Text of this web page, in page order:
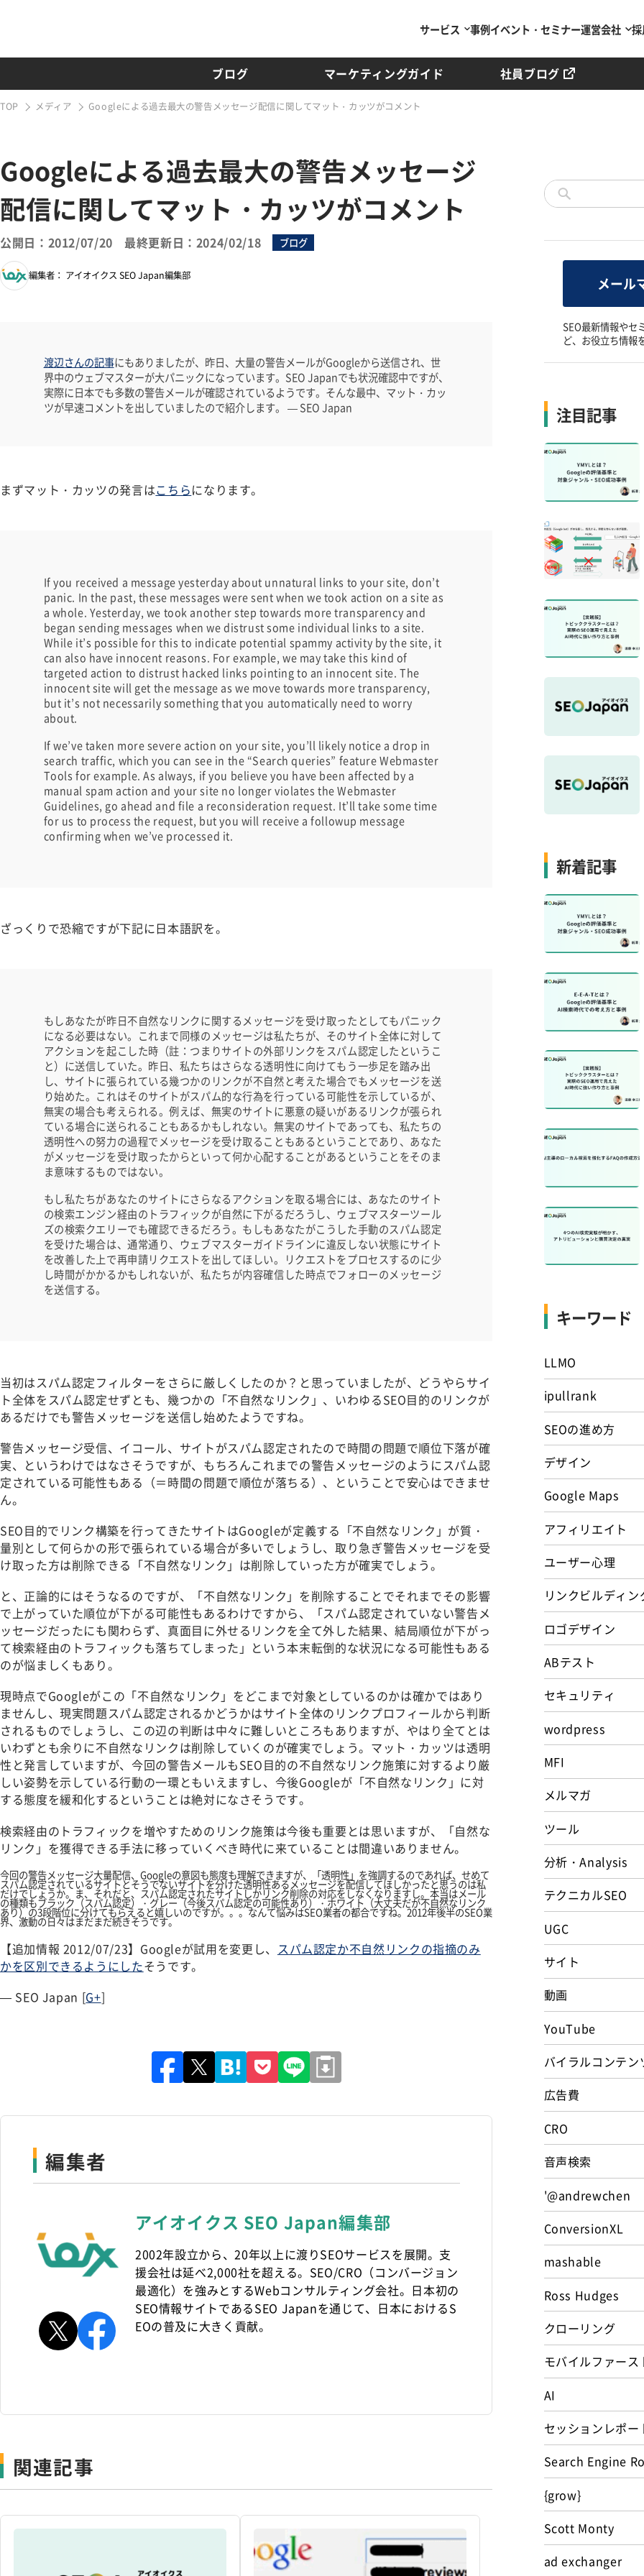
ブログ マーケティングガイド 社員ブログ
サービス 事例イベント・セミナー運営会社
TOP メディア Googleによる過去最大の警告メッセージ配信に関してマット・カッツがコメント
Googleによる過去最大の警告メッセージ
配信に関してマット・カッツがコメント
公開日：2012/07/20 最終更新日：2024/02/18 ブログ
編集者： アイオイクス SEO Japan編集部
渡辺さんの記事にもありましたが、昨日、大量の警告メールがGoogleから送信され、世
界中のウェブマスターが大パニックになっています。SEO Japanでも状況確認中ですが、
実際に日本でも多数の警告メールが確認されているようです。そんな最中、マット・カッ
ツが早速コメントを出していましたので紹介します。 — SEO Japan
まずマット・カッツの発言はこちらになります。
If you received a message yesterday about unnatural links to your site, don’t
panic. In the past, these messages were sent when we took action on a site as
a whole. Yesterday, we took another step towards more transparency and
began sending messages when we distrust some individual links to a site.
While it’s possible for this to indicate potential spammy activity by the site, it
can also have innocent reasons. For example, we may take this kind of
targeted action to distrust hacked links pointing to an innocent site. The
innocent site will get the message as we move towards more transparency,
but it’s not necessarily something that you automatically need to worry
about.
If we’ve taken more severe action on your site, you’ll likely notice a drop in
search traffic, which you can see in the “Search queries” feature Webmaster
Tools for example. As always, if you believe you have been affected by a
manual spam action and your site no longer violates the Webmaster
Guidelines, go ahead and file a reconsideration request. It’ll take some time
for us to process the request, but you will receive a followup message
confirming when we’ve processed it.
ざっくりで恐縮ですが下記に日本語訳を。
もしあなたが昨日不自然なリンクに関するメッセージを受け取ったとしてもパニック
になる必要はない。これまで同様のメッセージは私たちが、そのサイト全体に対して
アクションを起こした時（註：つまりサイトの外部リンクをスパム認定したというこ
と）に送信していた。昨日、私たちはさらなる透明性に向けてもう一歩足を踏み出
し、サイトに張られている幾つかのリンクが不自然と考えた場合でもメッセージを送
り始めた。これはそのサイトがスパム的な行為を行っている可能性を示しているが、
無実の場合も考えられる。例えば、無実のサイトに悪意の疑いがあるリンクが張られ
ている場合に送られることもあるかもしれない。無実のサイトであっても、私たちの
透明性への努力の過程でメッセージを受け取ることもあるということであり、あなた
がメッセージを受け取ったからといって何か心配することがあるということをそのま
ま意味するものではない。
もし私たちがあなたのサイトにさらなるアクションを取る場合には、あなたのサイト
の検索エンジン経由のトラフィックが自然に下がるだろうし、ウェブマスターツール
ズの検索クエリーでも確認できるだろう。もしもあなたがこうした手動のスパム認定
を受けた場合は、通常通り、ウェブマスターガイドラインに違反しない状態にサイト
を改善した上で再申請リクエストを出してほしい。リクエストをプロセスするのに少
し時間がかかるかもしれないが、私たちが内容確信した時点でフォローのメッセージ
を送信する。
当初はスパム認定フィルターをさらに厳しくしたのか？と思っていましたが、どうやらサイ
ト全体をスパム認定せずとも、幾つかの「不自然なリンク」、いわゆるSEO目的のリンクが
あるだけでも警告メッセージを送信し始めたようですね。
警告メッセージ受信、イコール、サイトがスパム認定されたので時間の問題で順位下落が確
実、というわけではなさそうですが、もちろんこれまでの警告メッセージのようにスパム認
定されている可能性もある（＝時間の問題で順位が落ちる）、ということで安心はできませ
ん。
SEO目的でリンク構築を行ってきたサイトはGoogleが定義する「不自然なリンク」が質・
量別として何らかの形で張られている場合が多いでしょうし、取り急ぎ警告メッセージを受
け取った方は削除できる「不自然なリンク」は削除していった方が確実でしょう。
と、正論的にはそうなるのですが、「不自然なリンク」を削除することでそれまでその影響
で上がっていた順位が下がる可能性もあるわけですから、「スパム認定されていない警告メ
ッセージだったにも関わらず、真面目に外せるリンクを全て外した結果、結局順位が下がっ
て検索経由のトラフィックも落ちてしまった」という本末転倒的な状況になる可能性もある
のが悩ましくもあり。
現時点でGoogleがこの「不自然なリンク」をどこまで対象としているのかは確かではあり
ませんし、現実問題スパム認定されるかどうかはサイト全体のリンクプロフィールから判断
されるものでしょうし、この辺の判断は中々に難しいところもありますが、やはり全てとは
いわずとも余りに不自然なリンクは削除していくのが確実でしょう。マット・カッツは透明
性と発言していますが、今回の警告メールもSEO目的の不自然なリンク施策に対するより厳
しい姿勢を示している行動の一環ともいえますし、今後Googleが「不自然なリンク」に対
する態度を緩和化するということは絶対になさそうです。
検索経由のトラフィックを増やすためのリンク施策は今後も重要とは思いますが、「自然な
リンク」を獲得できる手法に移っていくべき時代に来ていることは間違いありません。
今回の警告メッセージ大量配信、Googleの意図も態度も理解できますが、「透明性」を強調するのであれば、せめて
スパム認定されているサイトとそうでないサイトを分けた透明性あるメッセージを配信してほしかったと思うのは私
だけでしょうか。ま、それだと、スパム認定されたサイトしかリンク削除の対応をしなくなりますし。本当はメール
の種類もブラック（スパム認定）・グレー（今後スパム認定の可能性あり）・ホワイト（大丈夫だが不自然なリンク
あり）の3段階位に分けてもらえると嬉しいのですが。。。なんて悩みはSEO業者の都合ですね。2012年後半のSEO業
界、激動の日々はまだまだ続きそうです。
【追加情報 2012/07/23】Googleが試用を変更し、 スパム認定か不自然リンクの指摘のみ
かを区別できるようにしたそうです。
— SEO Japan [G+]
編集者
アイオイクス SEO Japan編集部
2002年設立から、20年以上に渡りSEOサービスを展開。支
援会社は延べ2,000社を超える。SEO/CRO（コンバージョン
最適化）を強みとするWebコンサルティング会社。日本初の
SEO情報サイトであるSEO Japanを通じて、日本におけるS
EOの普及に大きく貢献。
関連記事
メール
SEO最新情報やセ
ど、お役立ち情報
注目記事
新着記事
キーワード
LLMO
ipullrank
SEOの進め方
デザイン
Google Maps
アフィリエイト
ユーザー心理
リンクビルディン
ロゴデザイン
ABテスト
セキュリティ
wordpress
MFI
メルマガ
ツール
分析・Analysis
テクニカルSEO
UGC
サイト
動画
YouTube
バイラルコンテン
広告費
CRO
音声検索
'@andrewchen
ConversionXL
mashable
Ross Hudges
クローリング
モバイルファー
AI
セッションレポー
Search Engine
{grow}
Scott Monty
ad exchanger